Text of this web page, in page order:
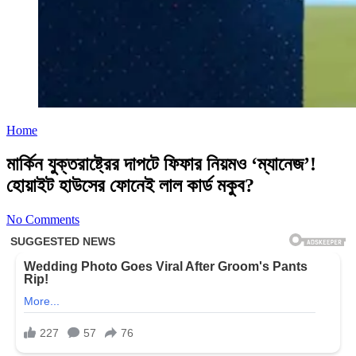
Home
মার্কিন যুক্তরাষ্ট্রের দাপটে ফিফার নিয়মও ‘ম্যানেজ’!
হোয়াইট হাউসের ফোনেই লাল কার্ড মকুব?
No Comments